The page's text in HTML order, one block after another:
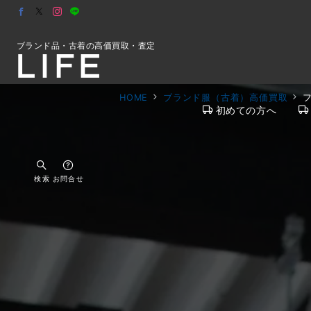
ブランド品・古着の高価買取・査定
初めての方へ
検索 お問合せ
HOME ブランド服（古着）高価買取